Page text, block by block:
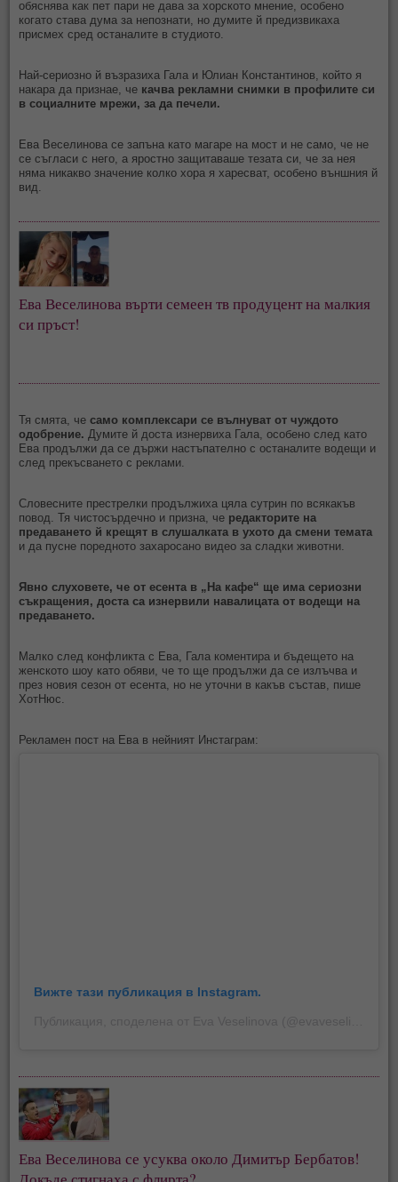
обяснява как пет пари не дава за хорското мнение, особено
когато става дума за непознати, но думите й предизвикаха
присмех сред останалите в студиото.
Най-сериозно й възразиха Гала и Юлиан Константинов, който я
накара да признае, че качва рекламни снимки в профилите си
в социалните мрежи, за да печели.
Ева Веселинова се запъна като магаре на мост и не само, че не
се съгласи с него, а яростно защитаваше тезата си, че за нея
няма никакво значение колко хора я харесват, особено външния й
вид.
Ева Веселинова върти семеен тв продуцент на малкия
си пръст!
Тя смята, чесамо комплексари се вълнуват от чуждото
одобрение. Думите й доста изнервиха Гала, особено след като
Ева продължи да се държи настъпателно с останалите водещи и
след прекъсването с реклами.
Словесните престрелки продължиха цяла сутрин по всякакъв
повод. Тя чистосърдечно и призна, че редакторите на
предаването й крещят в слушалката в ухото да смени темата
и да пусне поредното захаросано видео за сладки животни.
Явно слуховете, че от есента в „На кафе“ ще има сериозни
съкращения, доста са изнервили навалицата от водещи на
предаването.
Малко след конфликта с Ева, Гала коментира и бъдещето на
женското шоу като обяви, че то ще продължи да се излъчва и
през новия сезон от есента, но не уточни в какъв състав, пише
ХотНюс.
Рекламен пост на Ева в нейният Инстаграм:
Вижте тази публикация в Instagram.
Ева Веселинова се усуква около Димитър Бербатов!